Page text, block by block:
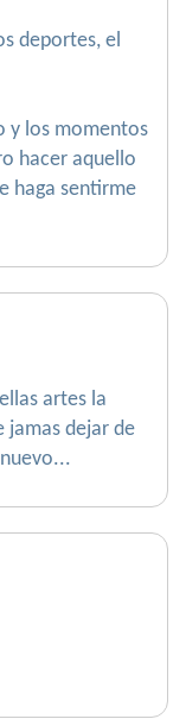
deportes, el
y los momentos
hacer aquello
haga sentirme
artes la
jamas dejar de